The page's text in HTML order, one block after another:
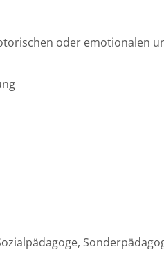
oder emotionalen